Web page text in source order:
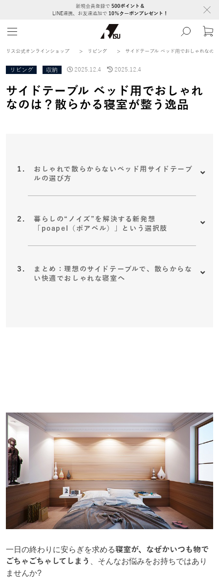
新規会員登録で 500ポイント＆
LINE連携、お友達追加で 10％クーポンプレゼント！
リス公式オンラインショップ > リビング > サイドテーブル ベッド用でおしゃれなの
リビング 収納 2025.12.4 2025.12.4
サイドテーブル ベッド用でおしゃれ
なのは？散らかる寝室が整う逸品
おしゃれで散らからないベッド用サイドテーブ
ルの選び方
暮らしの“ノイズ”を解決する新発想
「poapel（ポアペル）」という選択肢
まとめ：理想のサイドテーブルで、散らからな
い快適でおしゃれな寝室へ
一日の終わりに安らぎを求める寝室が、なぜかいつも物で
ごちゃごちゃしてしまう
、そんなお悩みをお持ちではあり
ませんか?